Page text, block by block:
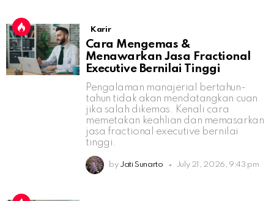
Karir
Cara Mengemas &
Menawarkan Jasa Fractional
Executive Bernilai Tinggi
Pengalaman manajerial bertahun-
tahun tidak akan mendatangkan cuan
jika salah dikemas. Kenali cara
memetakan keahlian dan memasarkan
jasa fractional executive bernilai
tinggi.
by Jati Sunarto July 21, 2026, 9:43 pm